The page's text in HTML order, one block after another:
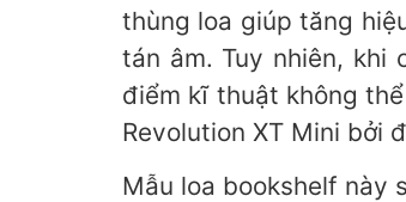
thùng loa giúp tăng
tán âm. Tuy nhiên, khi
điểm kĩ thuật không
Revolution XT Mini bởi
Mẫu loa bookshelf này